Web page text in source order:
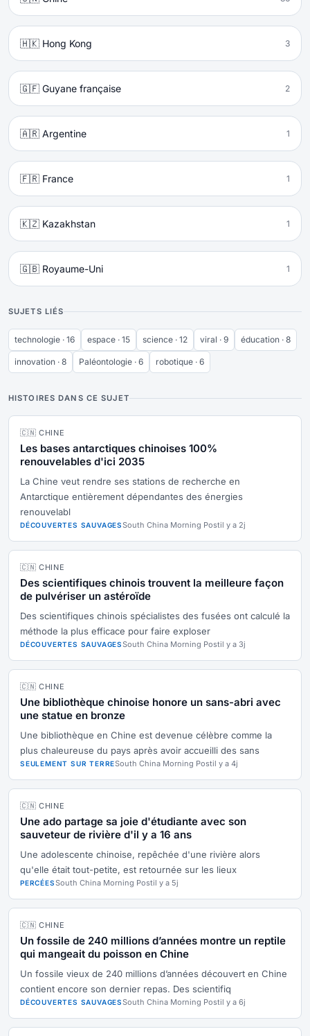
🇭🇰 Hong Kong 3
🇬🇫 Guyane française 2
🇦🇷 Argentine 1
🇫🇷 France 1
🇰🇿 Kazakhstan 1
🇬🇧 Royaume-Uni 1
SUJETS LIÉS
technologie · 16 espace · 15 science · 12 viral · 9 éducation · 8
innovation · 8 Paléontologie · 6 robotique · 6
HISTOIRES DANS CE SUJET
🇨🇳 CHINE
Les bases antarctiques chinoises 100%
renouvelables d'ici 2035
La Chine veut rendre ses stations de recherche en
Antarctique entièrement dépendantes des énergies
renouvelabl
DÉCOUVERTES SAUVAGESSouth China Morning Postil y a 2j
🇨🇳 CHINE
Des scientifiques chinois trouvent la meilleure façon
de pulvériser un astéroïde
Des scientifiques chinois spécialistes des fusées ont calculé la
méthode la plus efficace pour faire exploser
DÉCOUVERTES SAUVAGESSouth China Morning Postil y a 3j
🇨🇳 CHINE
Une bibliothèque chinoise honore un sans-abri avec
une statue en bronze
Une bibliothèque en Chine est devenue célèbre comme la
plus chaleureuse du pays après avoir accueilli des sans
SEULEMENT SUR TERRESouth China Morning Postil y a 4j
🇨🇳 CHINE
Une ado partage sa joie d'étudiante avec son
sauveteur de rivière d'il y a 16 ans
Une adolescente chinoise, repêchée d'une rivière alors
qu'elle était tout-petite, est retournée sur les lieux
PERCÉESSouth China Morning Postil y a 5j
🇨🇳 CHINE
Un fossile de 240 millions d’années montre un reptile
qui mangeait du poisson en Chine
Un fossile vieux de 240 millions d’années découvert en Chine
contient encore son dernier repas. Des scientifiq
DÉCOUVERTES SAUVAGESSouth China Morning Postil y a 6j